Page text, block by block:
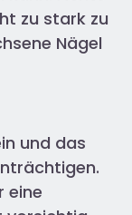
zu stark zu
Nägel
und das
eine